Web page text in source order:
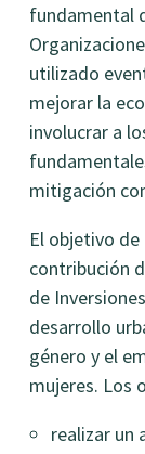
fundamental
utilizado
mejorar la
involucrar a
mitigación
El objetivo
contribución
de
desarrollo
género y el
mujeres. Los
realizar un